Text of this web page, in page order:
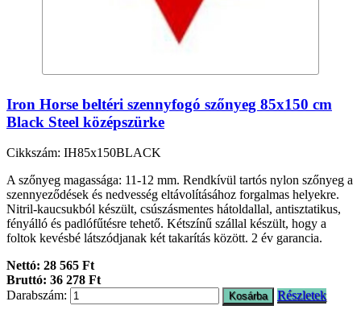
Iron Horse beltéri szennyfogó szőnyeg 85x150 cm
Black Steel középszürke
Cikkszám: IH85x150BLACK
A szőnyeg magassága: 11-12 mm. Rendkívül tartós nylon szőnyeg a
szennyeződések és nedvesség eltávolításához forgalmas helyekre.
Nitril-kaucsukból készült, csúszásmentes hátoldallal, antisztatikus,
fényálló és padlófűtésre tehető. Kétszínű szállal készült, hogy a
foltok kevésbé látszódjanak két takarítás között. 2 év garancia.
Nettó: 28 565 Ft
Bruttó: 36 278 Ft
Darabszám:
Részletek